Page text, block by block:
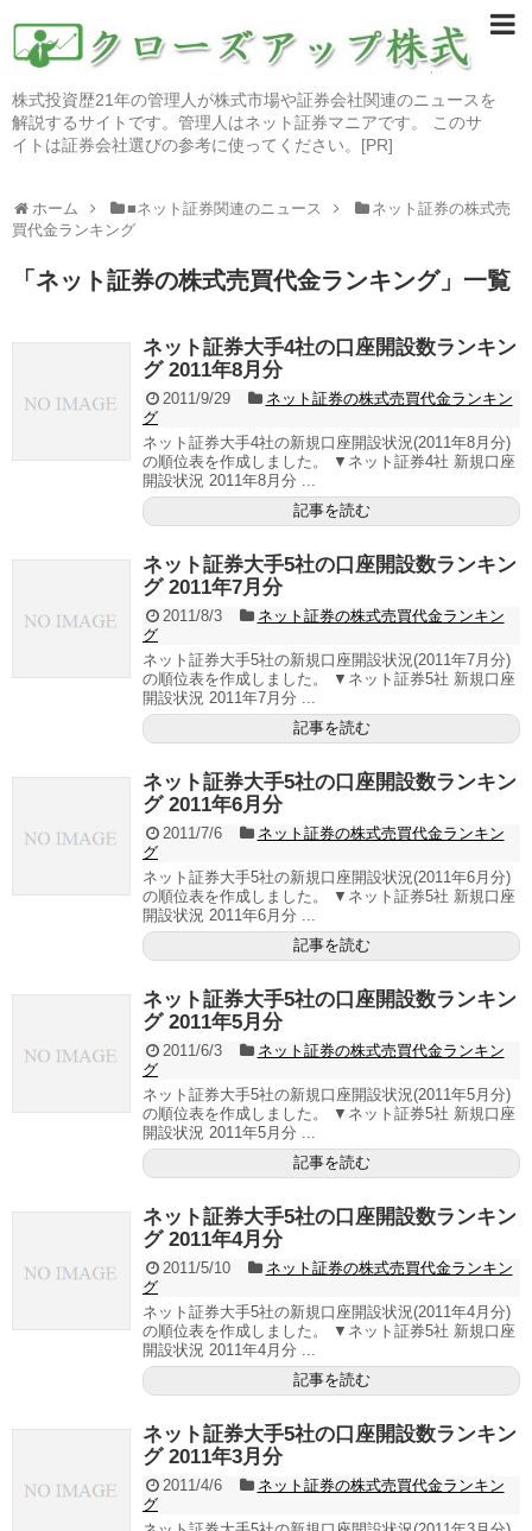
株式投資歴21年の管理人が株式市場や証券会社関連のニュースを
解説するサイトです。管理人はネット証券マニアです。 このサ
イトは証券会社選びの参考に使ってください。[PR]
ホーム ■ネット証券関連のニュース
ネット証券の株式売
買代金ランキング
「 ネット証券の株式売買代金ランキング」 一覧
ネット証券大手4社の口座開設数ランキン
グ 2011年8月分
2011/9/29
ネット証券の株式売買代金ランキン
グ
ネット証券大手4社の新規口座開設状況(2011年8月分)
の順位表を作成しました。 ▼ネット証券4社 新規口座
開設状況 2011年8月分 ...
記事を読む
ネット証券大手5社の口座開設数ランキン
グ 2011年7月分
2011/8/3
ネット証券の株式売買代金ランキン
グ
ネット証券大手5社の新規口座開設状況(2011年7月分)
の順位表を作成しました。 ▼ネット証券5社 新規口座
開設状況 2011年7月分 ...
記事を読む
ネット証券大手5社の口座開設数ランキン
グ 2011年6月分
2011/7/6
ネット証券の株式売買代金ランキン
グ
ネット証券大手5社の新規口座開設状況(2011年6月分)
の順位表を作成しました。 ▼ネット証券5社 新規口座
開設状況 2011年6月分 ...
記事を読む
ネット証券大手5社の口座開設数ランキン
グ 2011年5月分
2011/6/3
ネット証券の株式売買代金ランキン
グ
ネット証券大手5社の新規口座開設状況(2011年5月分)
の順位表を作成しました。 ▼ネット証券5社 新規口座
開設状況 2011年5月分 ...
記事を読む
ネット証券大手5社の口座開設数ランキン
グ 2011年4月分
2011/5/10
ネット証券の株式売買代金ランキン
グ
ネット証券大手5社の新規口座開設状況(2011年4月分)
の順位表を作成しました。 ▼ネット証券5社 新規口座
開設状況 2011年4月分 ...
記事を読む
ネット証券大手5社の口座開設数ランキン
グ 2011年3月分
2011/4/6
ネット証券の株式売買代金ランキン
グ